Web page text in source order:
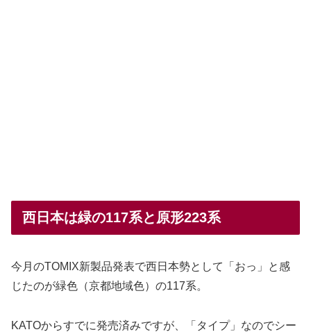
西日本は緑の117系と原形223系
今月のTOMIX新製品発表で西日本勢として「おっ」と感
じたのが緑色（京都地域色）の117系。
KATOからすでに発売済みですが、「タイプ」なのでシー